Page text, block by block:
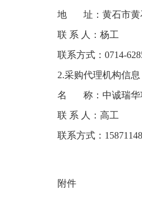
地
址：黄石市
联 系 人： 杨工
联系方式： 0714-62
2.采购代理机构信息
名
称：中诚瑞
联 系 人：高工
联系方式：
附件